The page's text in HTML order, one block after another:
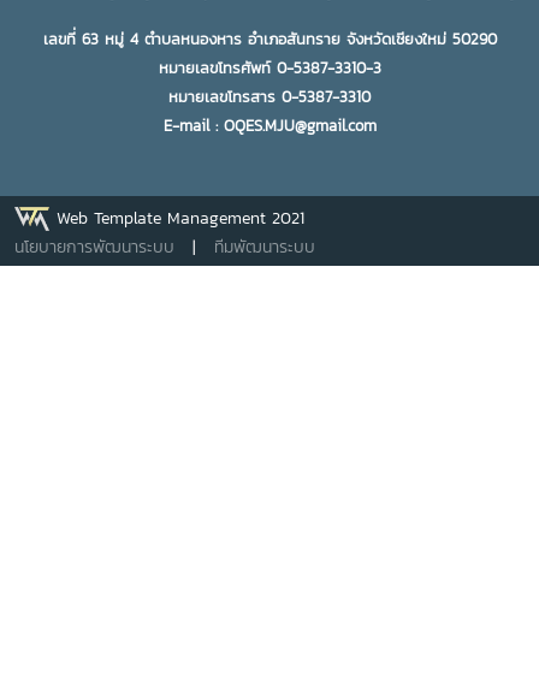
เลขที่ 63 หมู่ 4 ตำบลหนองหาร อำเภอสันทราย จังหวัดเชียงใหม่ 50290
หมายเลขโทรศัพท์ 0-5387-3310-3
หมายเลขโทรสาร 0-5387-3310
E-mail : OQES.MJU@gmail.com
Web Template Management 2021
นโยบายการพัฒนาระบบ | ทีมพัฒนาระบบ